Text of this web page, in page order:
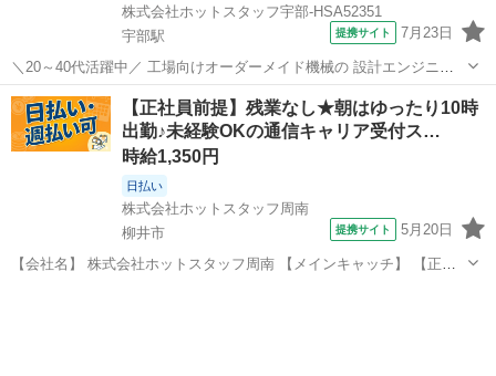
株式会社ホットスタッフ宇部-HSA52351
宇部駅
提携サイト 7月23日
＼20～40代活躍中／ 工場向けオーダーメイド機械の 設計エンジニア
募集◎ ・少人数の洗練された快適オフィス ・土日祝休み、長期休暇あ
り ・派遣先で正社員登用実績あり 『自分のスキルに見合った対価が得
られていない』 『もっ...
山口 山陽小野田市 宇部駅 その他
【正社員前提】残業なし★朝はゆったり10時
出勤♪未経験OKの通信キャリア受付ス…
時給1,350円
日払い
株式会社ホットスタッフ周南
柳井市
提携サイト 5月20日
【会社名】 株式会社ホットスタッフ周南 【メインキャッチ】 【正社